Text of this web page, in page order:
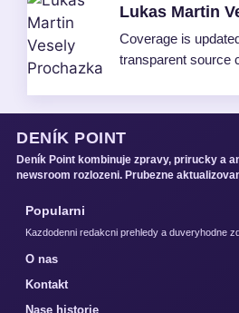
Lukas Martin
Coverage is
transparent source
DENÍK POINT
Deník Point kombinuje zpravy, prirucky a
newsroom rozlozeni. Prubezne
Popularni
Kazdodenni redakcni prehledy a duveryhodne
O nas
Kontakt
Nase historie